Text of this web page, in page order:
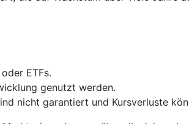
ETFs.
genutzt werden.
nicht garantiert und Kursverluste